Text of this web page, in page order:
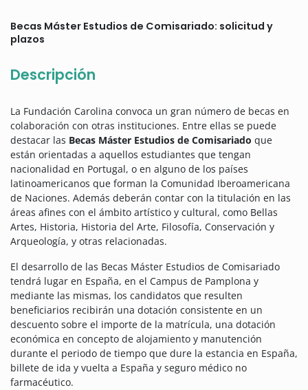
Becas Máster Estudios de Comisariado: solicitud y
plazos
Descripción
La Fundación Carolina convoca un gran número de becas en
colaboración con otras instituciones. Entre ellas se puede
destacar las Becas Máster Estudios de Comisariado que
están orientadas a aquellos estudiantes que tengan
nacionalidad en Portugal, o en alguno de los países
latinoamericanos que forman la Comunidad Iberoamericana
de Naciones. Además deberán contar con la titulación en las
áreas afines con el ámbito artístico y cultural, como Bellas
Artes, Historia, Historia del Arte, Filosofía, Conservación y
Arqueología, y otras relacionadas.
El desarrollo de las Becas Máster Estudios de Comisariado
tendrá lugar en España, en el Campus de Pamplona y
mediante las mismas, los candidatos que resulten
beneficiarios recibirán una dotación consistente en un
descuento sobre el importe de la matrícula, una dotación
económica en concepto de alojamiento y manutención
durante el periodo de tiempo que dure la estancia en España,
billete de ida y vuelta a España y seguro médico no
farmacéutico.